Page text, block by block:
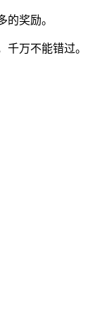
的奖励。
万不能错过。